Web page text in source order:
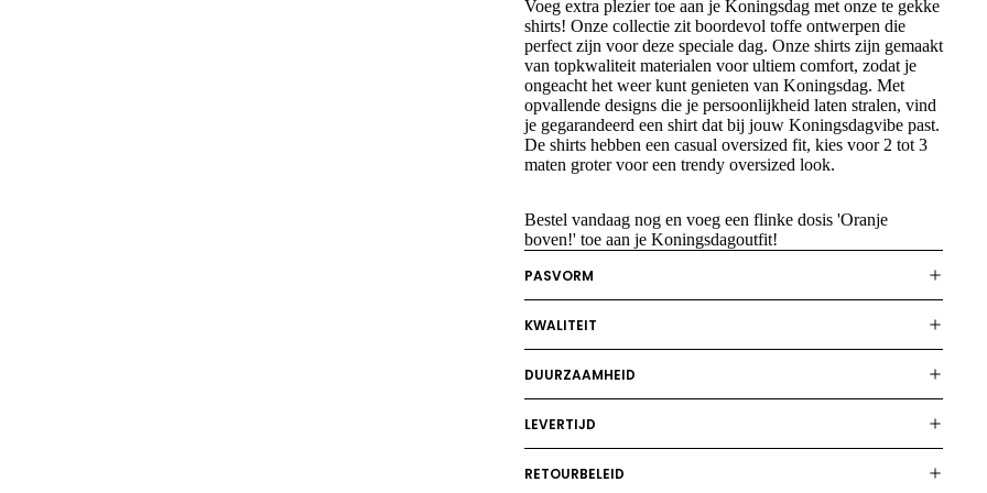
Voeg extra plezier toe aan je Koningsdag met onze te gekke
shirts! Onze collectie zit boordevol toffe ontwerpen die
perfect zijn voor deze speciale dag. Onze shirts zijn gemaakt
van topkwaliteit materialen voor ultiem comfort, zodat je
ongeacht het weer kunt genieten van Koningsdag. Met
opvallende designs die je persoonlijkheid laten stralen, vind
je gegarandeerd een shirt dat bij jouw Koningsdagvibe past.
De shirts hebben een casual oversized fit, kies voor 2 tot 3
maten groter voor een trendy oversized look.
Bestel vandaag nog en voeg een flinke dosis 'Oranje
boven!' toe aan je Koningsdagoutfit!
PASVORM
KWALITEIT
DUURZAAMHEID
LEVERTIJD
RETOURBELEID